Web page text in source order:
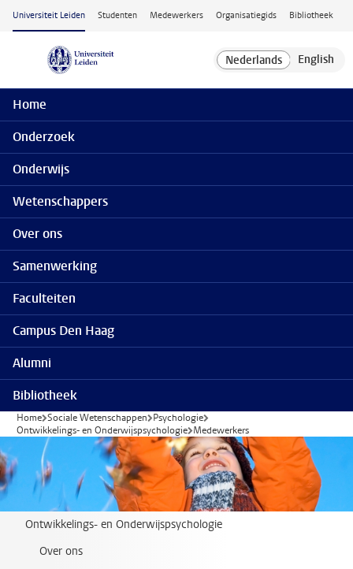
Ga naar hoofdinhoud
Universiteit Leiden Studenten Medewerkers Organisatiegids Bibliotheek
Home
Onderzoek
Onderwijs
Wetenschappers
Over ons
Samenwerking
Faculteiten
Campus Den Haag
Alumni
Bibliotheek
Home Sociale Wetenschappen Psychologie
Ontwikkelings- en Onderwijspsychologie Medewerkers
Ontwikkelings- en Onderwijspsychologie
Over ons